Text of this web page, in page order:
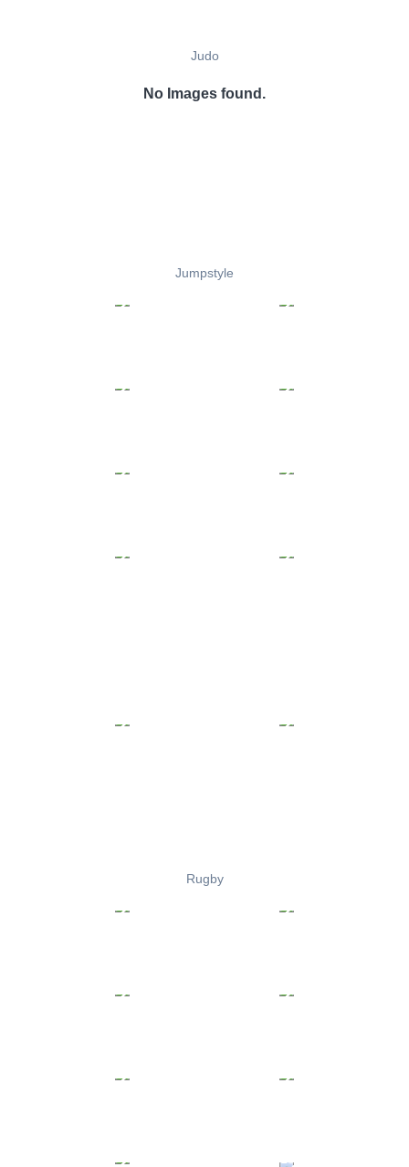
Judo
No Images found.
Jumpstyle
Rugby